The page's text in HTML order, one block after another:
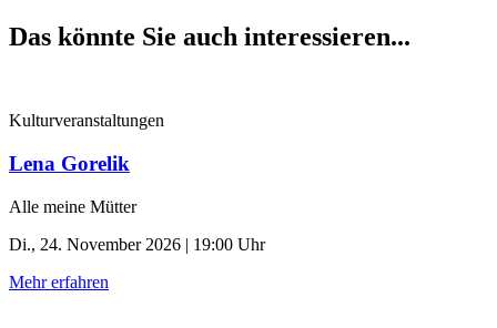
Das könnte Sie auch interessieren...
Kulturveranstaltungen
Lena Gorelik
Alle meine Mütter
Di., 24. November 2026 | 19:00 Uhr
Mehr erfahren